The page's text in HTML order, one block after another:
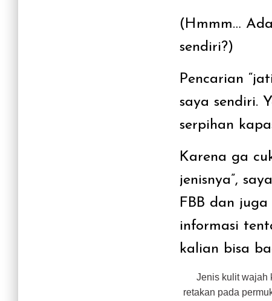
(Hmmm…
sendiri?)
Pencarian
saya sendiri.
serpihan
Karena ga
jenisnya”,
FBB dan
informasi
kalian bisa
Jenis kulit wajah
retakan pada